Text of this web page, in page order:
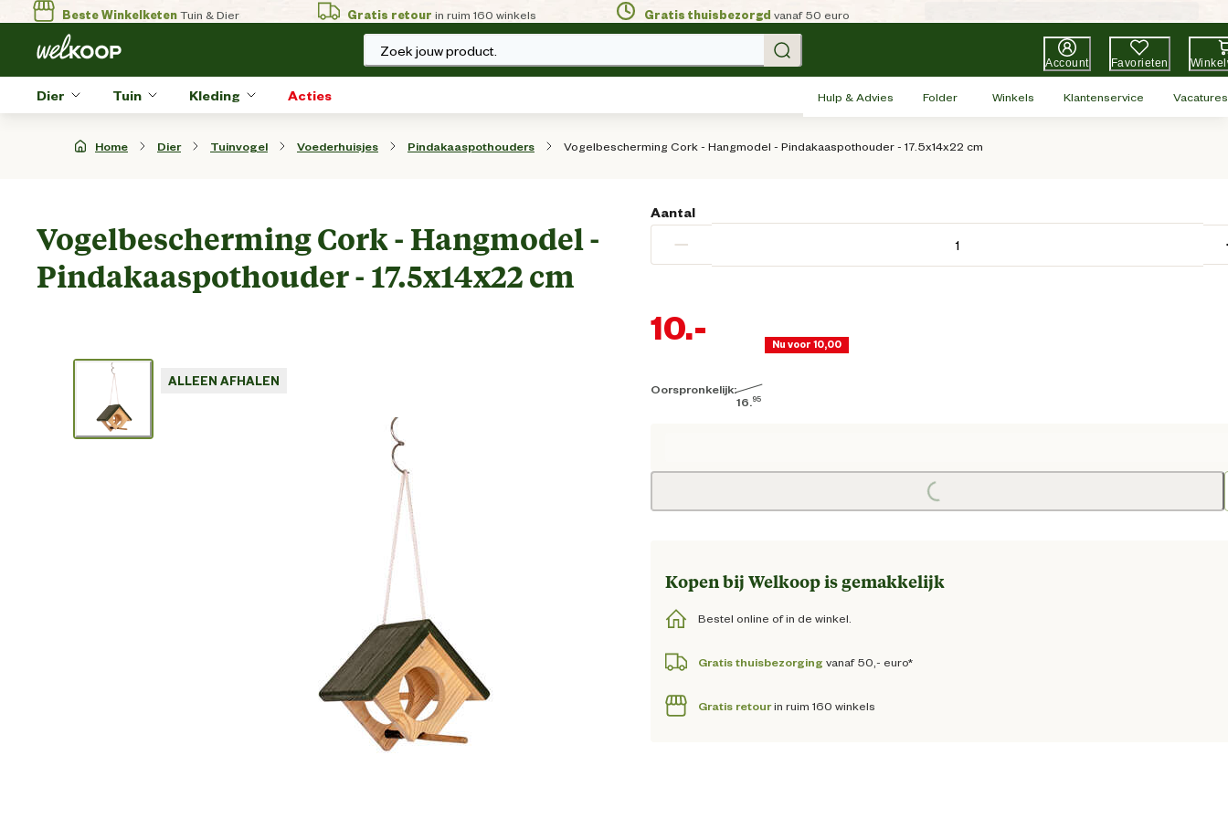
Beste WinkelketenTuin & Dier Gratis retour in ruim 160 winkels Gratis thuisbezorgd vanaf 50 euro
Zoek jouw product.
Account Favorieten
Dier Tuin Kleding Acties Hulp & Advies Folder Winkels Klantenservice Vacatures
Home Dier Tuinvogel Voederhuisjes Pindakaaspothouders Vogelbescherming Cork - Hangmodel - Pindakaaspothouder - 17.5x14x22 cm
Vogelbescherming Cork - Hangmodel -
Pindakaaspothouder - 17.5x14x22 cm
ALLEEN AFHALEN
Aantal
−
Oorspronkelijk:
16.95
10.-
Huidige prijs € 10,00
Nu voor 10,00
Loading...
Kopen bij Welkoop is gemakkelijk
Bestel online of in de winkel.
Gratis thuisbezorging vanaf 50,- euro*
Gratis retourin ruim 160 winkels